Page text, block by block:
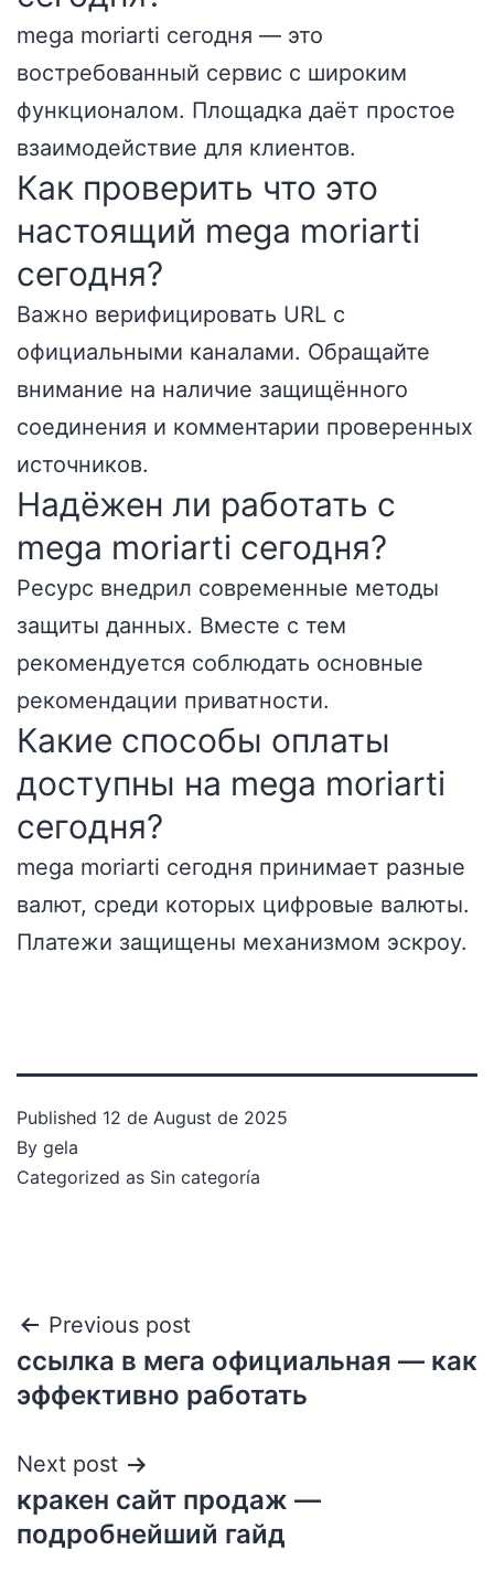
mega moriarti сегодня — это
востребованный сервис с широким
функционалом. Площадка даёт простое
взаимодействие для клиентов.
Как проверить что это
настоящий mega moriarti
сегодня?
Важно верифицировать URL с
официальными каналами. Обращайте
внимание на наличие защищённого
соединения и комментарии проверенных
источников.
Надёжен ли работать с
mega moriarti сегодня?
Ресурс внедрил современные методы
защиты данных. Вместе с тем
рекомендуется соблюдать основные
рекомендации приватности.
Какие способы оплаты
доступны на mega moriarti
сегодня?
mega moriarti сегодня принимает разные
валют, среди которых цифровые валюты.
Платежи защищены механизмом эскроу.
Published 12 de August de 2025
By gela
Categorized as Sin categoría
Previous post
ссылка в мега официальная — как
эффективно работать
Next post
кракен сайт продаж —
подробнейший гайд